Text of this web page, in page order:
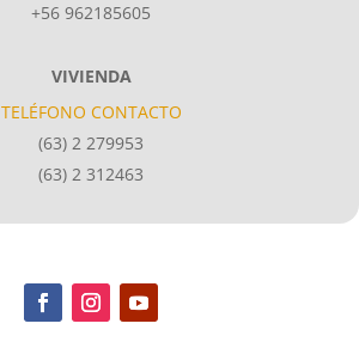
+56 962185605
VIVIENDA
TELÉFONO CONTACTO
(63) 2 279953
(63) 2 312463